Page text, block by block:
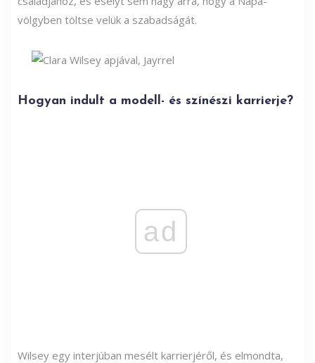
völgyben töltse velük a szabadságát.
Hogyan indult a modell- és színészi karrierje?
ad
Wilsey egy interjúban mesélt karrierjéről, és elmondta,